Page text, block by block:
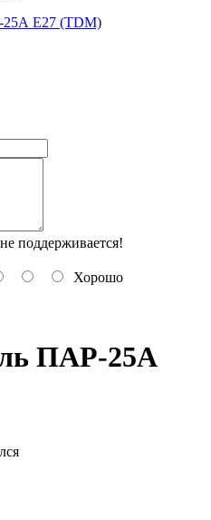
поддерживается!
Хорошо
ПАР-25А